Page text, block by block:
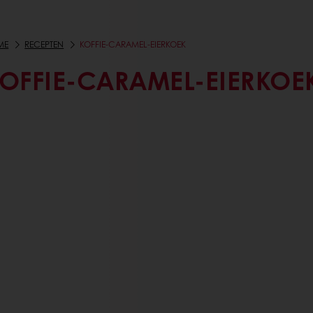
RECEPTEN KOFFIE-CARAMEL-EIERKOEK
CARAMEL-